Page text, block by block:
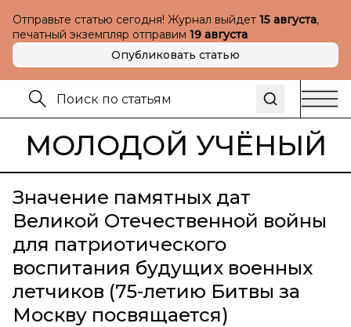
Отправьте статью сегодня! Журнал выйдет 15 августа,
печатный экземпляр отправим 19 августа
Опубликовать статью
МОЛОДОЙ УЧЁНЫЙ
Значение памятных дат
Великой Отечественной войны
для патриотического
воспитания будущих военных
летчиков (75-летию Битвы за
Москву посвящается)